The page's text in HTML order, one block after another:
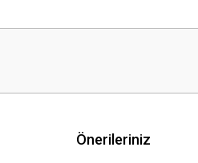
Önerileriniz